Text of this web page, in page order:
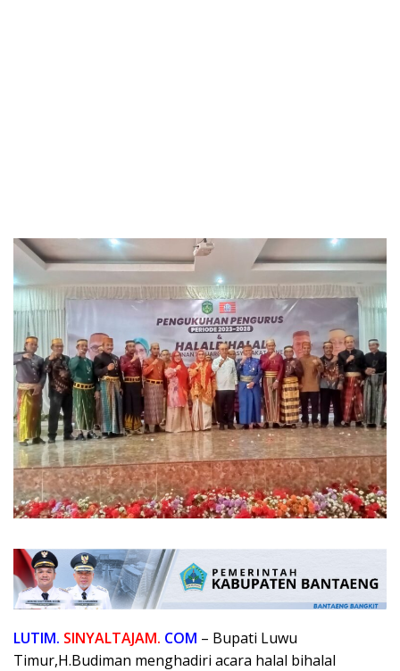
LUTIM. SINYALTAJAM. COM – Bupati Luwu
Timur,H.Budiman menghadiri acara halal bihalal